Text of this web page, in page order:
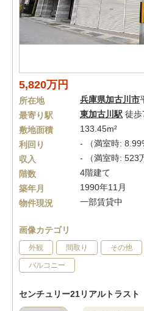
5,820万円
所在地 兵庫県加古川市
最寄り駅
東加古川駅 徒歩
敷地面積
133.45m²
利回り
- （満室時:
収入
- （満室時: 523
階数
4階建て
築年月
1990年11月
物件現況
一部賃貸中
画像カテゴリ
外観 間取り その他
バルコニー
センチュリー21リアルトラスト